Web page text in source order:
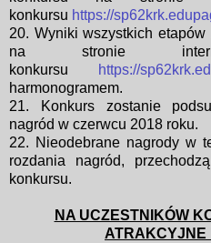
konkursu https://
20. Wyniki wszystkich etapów
na stronie
konkursu
https://
harmonogramem.
21. Konkurs zostanie
nagród w czerwcu 2018 roku.
22. Nieodebrane nagrody w
rozdania nagród,
konkursu.
NA UCZESTNIKÓW
ATRAKCYJNE